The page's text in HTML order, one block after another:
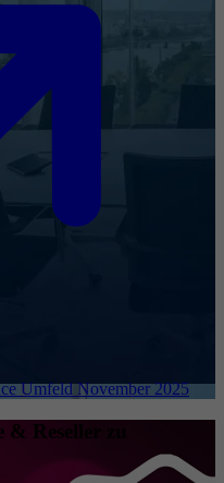
Umfeld November 2025
Reseller zu